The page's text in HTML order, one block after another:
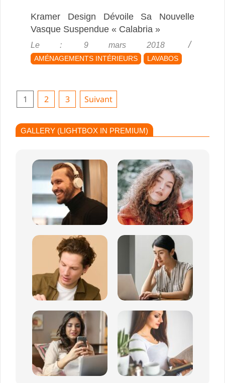
Kramer Design Dévoile Sa Nouvelle
Vasque Suspendue « Calabria »
2018-
03-
09
Le : 9 mars 2018
AMÉNAGEMENTS INTÉRIEURS LAVABOS
Pagination
Publications
1 2 3 Suivant
GALLERY (LIGHTBOX IN PREMIUM)